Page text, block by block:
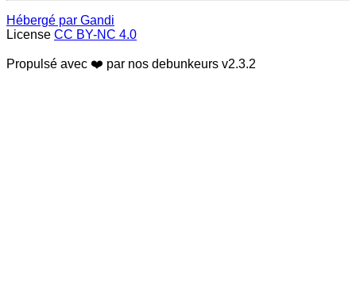
Hébergé par Gandi
License CC BY-NC 4.0
Propulsé avec ❤️ par nos debunkeurs v2.3.2